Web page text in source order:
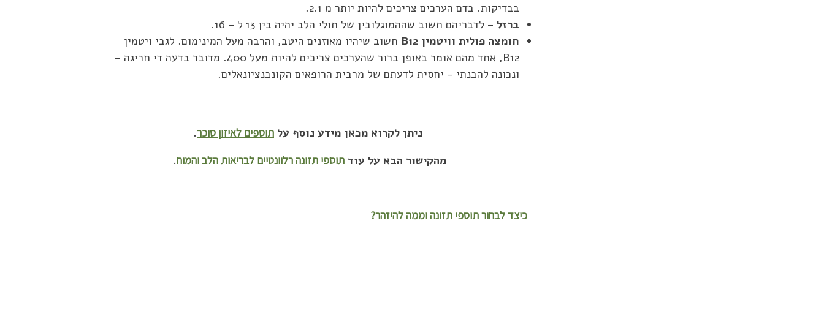
בבדיקות. בדם הערכים צריכים להיות יותר מ 2.1.
ברזל – לדבריהם חשוב שההמוגלובין של חולי הלב יהיה בין 13 ל – 16.
חומצה פולית וויטמין B12
חשוב שיהיו מאוזנים היטב, והרבה מעל המינימום. לגבי ויטמין
B12, אחד מהם אומר באופן ברור שהערכים צריכים להיות מעל 400. מדובר בדעה די חריגה –
ונכונה להבנתי – יחסית לדעתם של מרבית הרופאים הקונבנציונאלים.
ניתן לקרוא מכאן מידע נוסף על תוספים לאיזון סוכר.
מהקישור הבא על עודתוספי תזונה רלוונטיים לבריאות הלב והמוח.
כיצד לבחור תוספי תזונה וממה להיזהר?